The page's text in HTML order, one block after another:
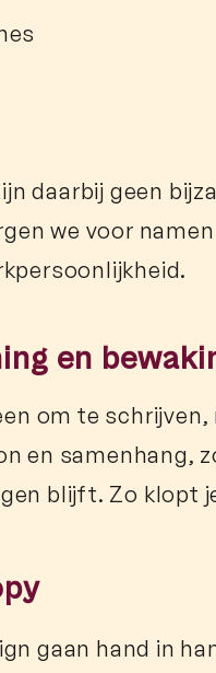
daarbij geen
we voor
en
om te
en samenhang,
blijft. Zo klopt
gaan hand in